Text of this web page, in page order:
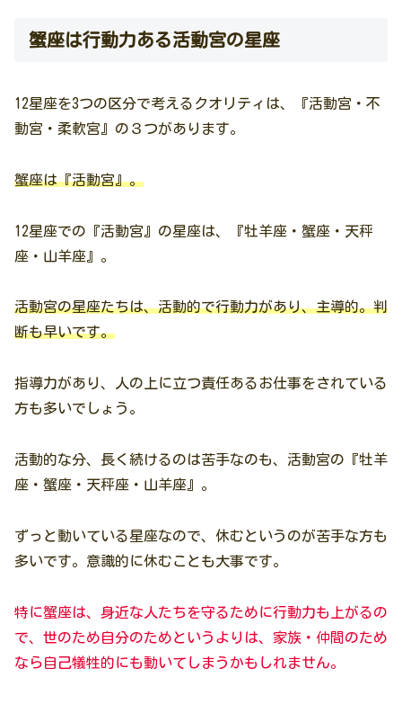
蟹座は行動力ある活動宮の星座
12星座を3つの区分で考えるクオリティは、『活動宮・不
動宮・柔軟宮』の３つがあります。
蟹座は『活動宮』。
12星座での『活動宮』の星座は、『牡羊座・蟹座・天秤
座・山羊座』。
活動宮の星座たちは、活動的で行動力があり、主導的。判
断も早いです。
指導力があり、人の上に立つ責任あるお仕事をされている
方も多いでしょう。
活動的な分、長く続けるのは苦手なのも、活動宮の『牡羊
座・蟹座・天秤座・山羊座』。
ずっと動いている星座なので、休むというのが苦手な方も
多いです。意識的に休むことも大事です。
特に蟹座は、身近な人たちを守るために行動力も上がるの
で、世のため自分のためというよりは、家族・仲間のため
なら自己犠牲的にも動いてしまうかもしれません。